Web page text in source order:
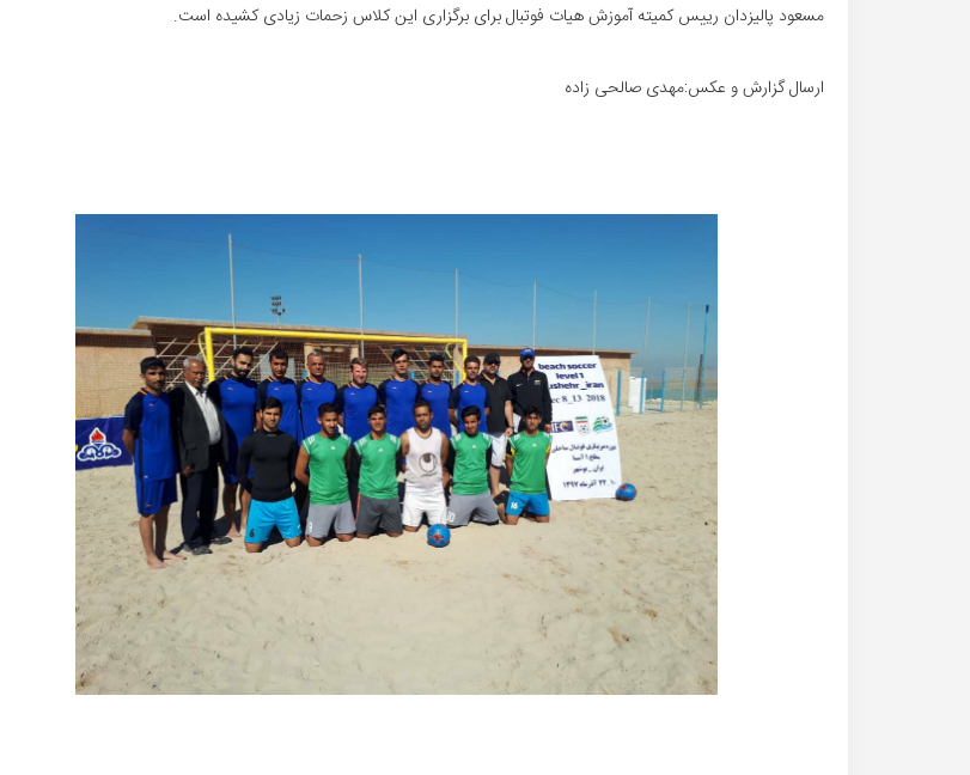
مسعود پالیزدان رییس کمیته آموزش هیات فوتبال برای برگزاری این کلاس زحمات زیادی کشیده است.
ارسال گزارش و عکس:مهدی صالحی زاده